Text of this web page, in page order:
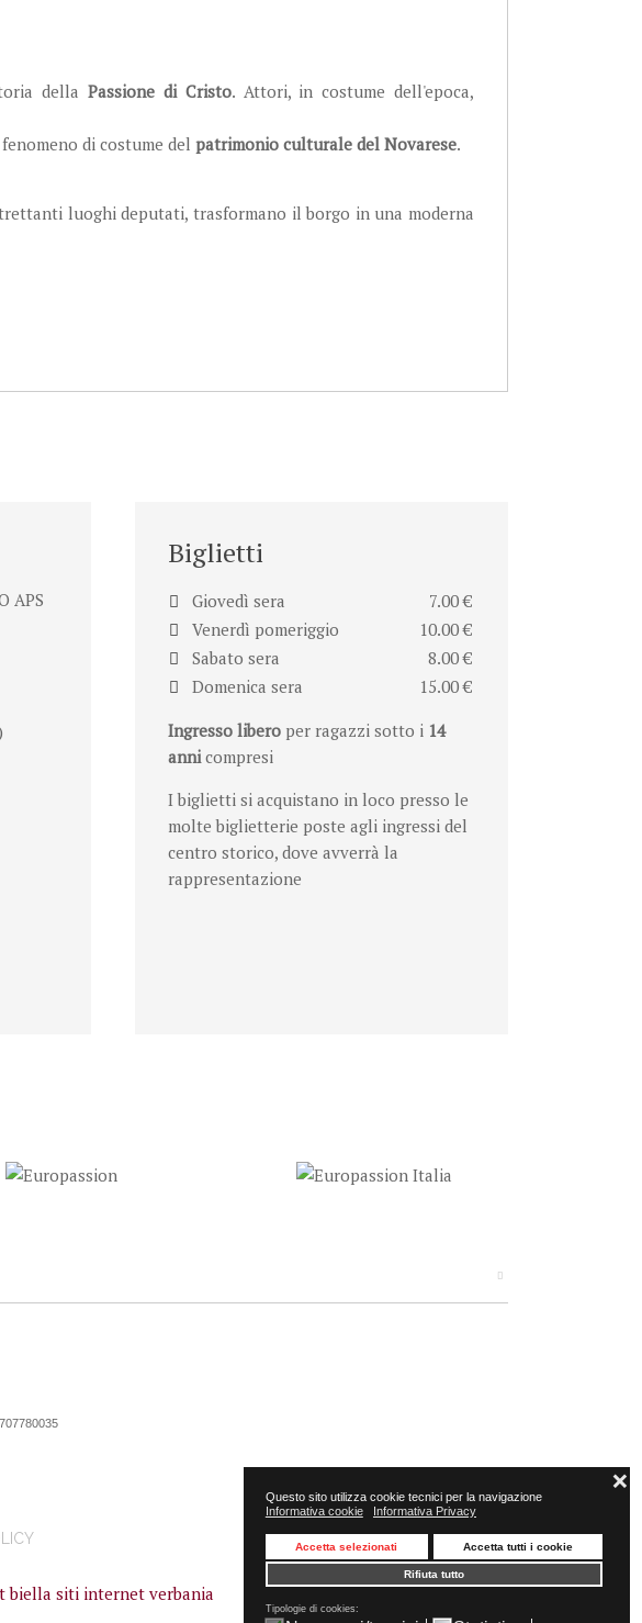
Questo sito utilizza cookie tecnici per la navigazione
Informativa cookie
Informativa Privacy
Accetta selezionati Accetta tutti i cookie
Rifiuta tutto
❌
Tipologie di cookies:
dellaPassione di Cristo. Attori, in costume dell'epoca,
di costume del patrimonio culturale del Novarese.
luoghi deputati, trasformano il borgo in una moderna
APS
Biglietti
Giovedì sera
7.00 €
Venerdì pomeriggio
10.00 €
Sabato sera
8.00 €
Domenica sera
15.00 €
Ingresso liberoper ragazzi sotto i14
annicompresi
I biglietti si acquistano in loco presso le
molte biglietterie poste agli ingressi del
centro storico, dove avverrà la
rappresentazione